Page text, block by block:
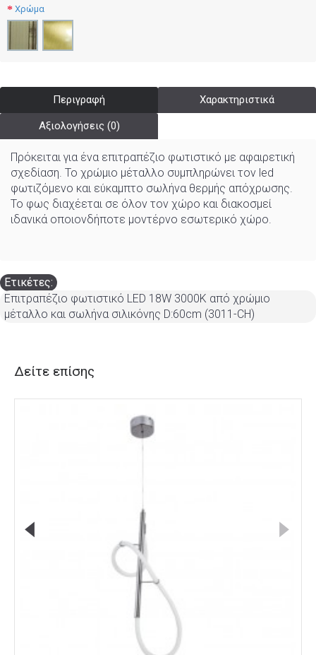
Χρώμα
Περιγραφή Χαρακτηριστικά
Αξιολογήσεις (0)
Πρόκειται για ένα επιτραπέζιο φωτιστικό με αφαιρετική
σχεδίαση. Το χρώμιο μέταλλο συμπληρώνει τον led
φωτιζόμενο και εύκαμπτο σωλήνα θερμής απόχρωσης.
Το φως διαχέεται σε όλον τον χώρο και διακοσμεί
ιδανικά οποιονδήποτε μοντέρνο εσωτερικό χώρο.
Ετικέτες:
Επιτραπέζιο φωτιστικό LED 18W 3000K από χρώμιο
μέταλλο και σωλήνα σιλικόνης D:60cm (3011-CH)
Δείτε επίσης